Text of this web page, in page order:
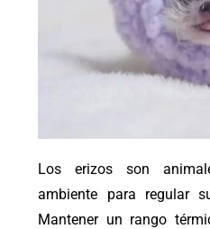
Los erizos son
ambiente para regular
Mantener un rango